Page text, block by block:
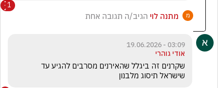
1
מתנה לוי הגיב/ה תגובה אחת
03:09 - 19.06.2026
אודי גוהרי
שישראל תיסוג מלבנון